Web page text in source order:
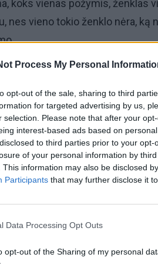
Process My Personal
opt-out of the sale, sharing to third
for targeted advertising by us,
selection. Please note that after your
interest-based ads based on
to third parties prior to your
of your personal information by
This information may also be disclosed
Participants that may further disclose it
Data Processing Opt Outs
opt-out of the Sharing of my personal
koks vienas požymis, ženklas
nes vieno tokio ženklo nėra, ką
akivaizdi - net to kalno nereikia,
visai nedaug. Pasaulis
dėl paprastos priežasties: